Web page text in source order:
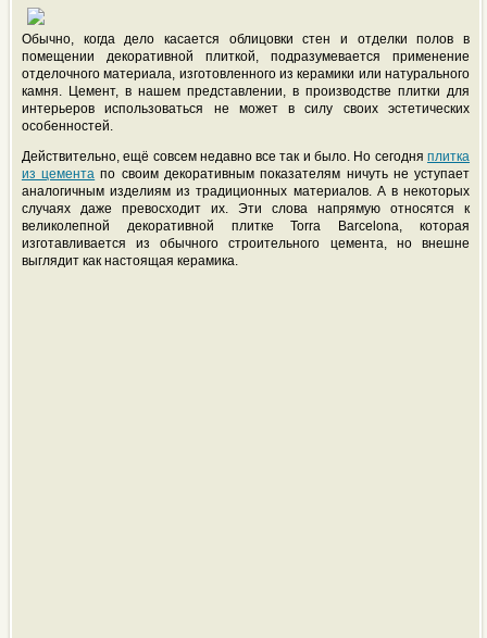
Обычно, когда дело касается облицовки стен и отделки полов в
помещении декоративной плиткой, подразумевается применение
отделочного материала, изготовленного из керамики или натурального
камня. Цемент, в нашем представлении, в производстве плитки для
интерьеров использоваться не может в силу своих эстетических
особенностей.
Действительно, ещё совсем недавно все так и было. Но сегодняплитка
из цемента по своим декоративным показателям ничуть не уступает
аналогичным изделиям из традиционных материалов. А в некоторых
случаях даже превосходит их. Эти слова напрямую относятся к
великолепной декоративной плитке Torra Barcelona, которая
изготавливается из обычного строительного цемента, но внешне
выглядит как настоящая керамика.